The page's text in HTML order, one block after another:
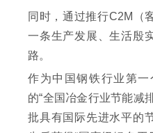
同时，通过推行C2M（
一条生产发展、生活殷
路。
作为中国钢铁行业第
的“全国冶金行业节能减
批具有国际先进水平的